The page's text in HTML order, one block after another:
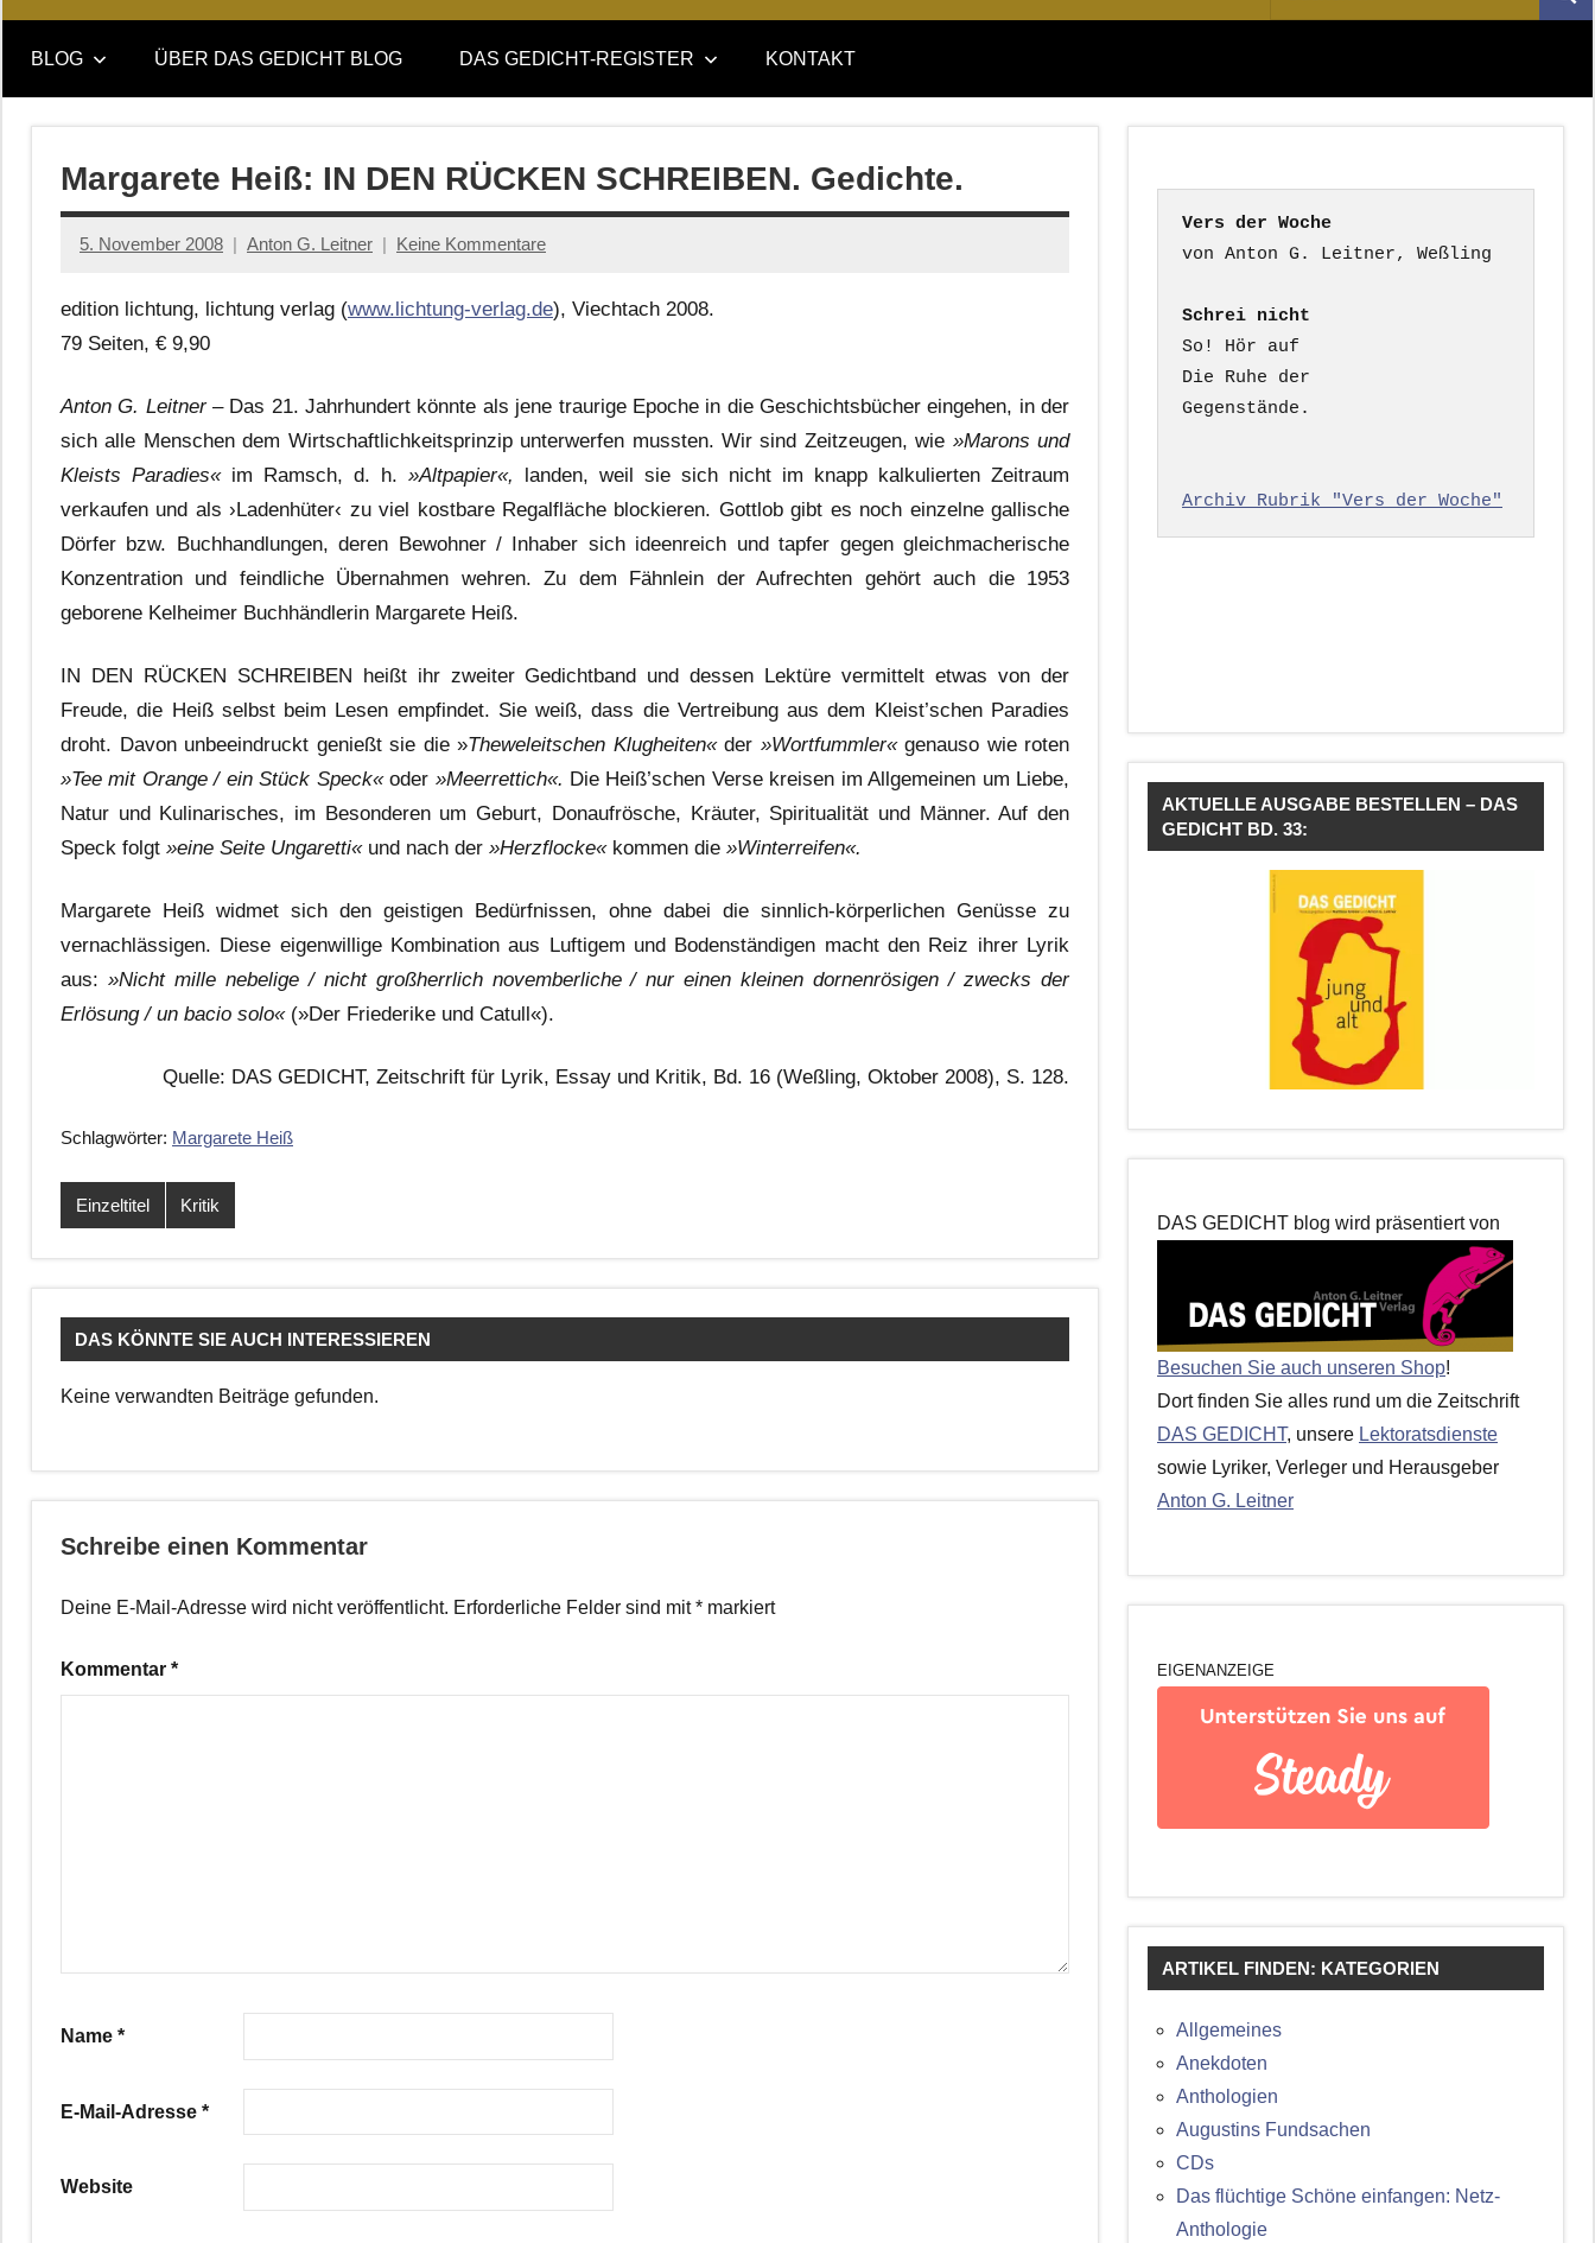
DAS
GEDICHT
blog
DAS
GEDICHT.
Zeitschrift
nach:
BLOG ÜBER DAS GEDICHT BLOG DAS GEDICHT-REGISTER KONTAKT
Margarete Heiß: IN DEN RÜCKEN SCHREIBEN. Gedichte.
5. November 2008 Anton G. Leitner Keine Kommentare
edition lichtung, lichtung verlag (www.lichtung-verlag.de), Viechtach 2008.
79 Seiten, € 9,90
Anton G. Leitner– Das 21. Jahrhundert könnte als jene traurige Epoche in die Geschichtsbücher eingehen, in der
sich alle Menschen dem Wirtschaftlichkeitsprinzip unterwerfen mussten. Wir sind Zeitzeugen, wie »Marons und
Kleists Paradies«im Ramsch, d. h. »Altpapier«,
landen, weil sie sich nicht im knapp kalkulierten Zeitraum
verkaufen und als ›Ladenhüter‹ zu viel kostbare Regalfläche blockieren. Gottlob gibt es noch einzelne gallische
Dörfer bzw. Buchhandlungen, deren Bewohner / Inhaber sich ideenreich und tapfer gegen gleichmacherische
Konzentration und feindliche Übernahmen wehren. Zu dem Fähnlein der Aufrechten gehört auch die 1953
geborene Kelheimer Buchhändlerin Margarete Heiß.
IN DEN RÜCKEN SCHREIBEN heißt ihr zweiter Gedichtband und dessen Lektüre vermittelt etwas von der
Freude, die Heiß selbst beim Lesen empfindet. Sie weiß, dass die Vertreibung aus dem Kleist’schen Paradies
droht. Davon unbeeindruckt genießt sie die »Theweleitschen Klugheiten«der »Wortfummler«genauso wie roten
»Tee mit Orange / ein Stück Speck«oder »Meerrettich«. Die Heiß’schen Verse kreisen im Allgemeinen um Liebe,
Natur und Kulinarisches, im Besonderen um Geburt, Donaufrösche, Kräuter, Spiritualität und Männer. Auf den
Speck folgt »eine Seite Ungaretti« und nach der »Herzflocke« kommen die »Winterreifen«.
Margarete Heiß widmet sich den geistigen Bedürfnissen, ohne dabei die sinnlich-körperlichen Genüsse zu
vernachlässigen. Diese eigenwillige Kombination aus Luftigem und Bodenständigen macht den Reiz ihrer Lyrik
aus: »Nicht mille nebelige / nicht großherrlich novemberliche / nur einen kleinen dornenrösigen / zwecks der
Erlösung / un bacio solo« (»Der Friederike und Catull«).
Quelle: DAS GEDICHT, Zeitschrift für Lyrik, Essay und Kritik, Bd. 16 (Weßling, Oktober 2008), S. 128.
Schlagwörter: Margarete Heiß
Einzeltitel Kritik
DAS KÖNNTE SIE AUCH INTERESSIEREN
Keine verwandten Beiträge gefunden.
Schreibe einen Kommentar
Deine E-Mail-Adresse wird nicht veröffentlicht. Erforderliche Felder sind mit* markiert
Kommentar *
Name *
E-Mail-Adresse *
Website
Vers der Woche
Schrei nicht
So! Hör auf
Die Ruhe der
Gegenstände.
Archiv Rubrik "Vers der Woche"
AKTUELLE AUSGABE BESTELLEN – DAS
GEDICHT BD. 33:
DAS GEDICHT blog wird präsentiert von
Besuchen Sie auch unseren Shop!
Dort finden Sie alles rund um die Zeitschrift
DAS GEDICHT, unsere Lektoratsdienste
sowie Lyriker, Verleger und Herausgeber
Anton G. Leitner
EIGENANZEIGE
ARTIKEL FINDEN: KATEGORIEN
Allgemeines
Anekdoten
Anthologien
Augustins Fundsachen
CDs
Das flüchtige Schöne einfangen: Netz-
Anthologie